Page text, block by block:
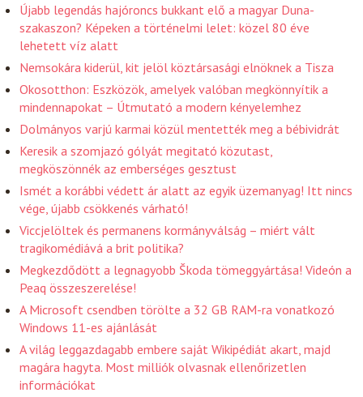
Újabb legendás hajóroncs bukkant elő a magyar Duna-
szakaszon? Képeken a történelmi lelet: közel 80 éve
lehetett víz alatt
Nemsokára kiderül, kit jelöl köztársasági elnöknek a Tisza
Okosotthon: Eszközök, amelyek valóban megkönnyítik a
mindennapokat – Útmutató a modern kényelemhez
Dolmányos varjú karmai közül mentették meg a bébividrát
Keresik a szomjazó gólyát megitató közutast,
megköszönnék az emberséges gesztust
Ismét a korábbi védett ár alatt az egyik üzemanyag! Itt nincs
vége, újabb csökkenés várható!
Viccjelöltek és permanens kormányválság – miért vált
tragikomédiává a brit politika?
Megkezdődött a legnagyobb Škoda tömeggyártása! Videón a
Peaq összeszerelése!
A Microsoft csendben törölte a 32 GB RAM-ra vonatkozó
Windows 11-es ajánlását
A világ leggazdagabb embere saját Wikipédiát akart, majd
magára hagyta. Most milliók olvasnak ellenőrizetlen
információkat